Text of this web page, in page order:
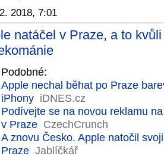
2018, 7:01
natáčel v Praze, a to
Podobné:
Apple nechal běhat po Praze
iPhony iDNES.cz
Podívejte se na novou reklamu
v Praze CzechCrunch
A znovu Česko. Apple natočil
Praze Jablíčkář